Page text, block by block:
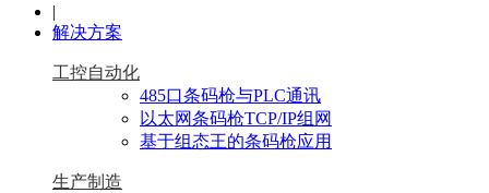
|
解决方案
工控自动化
485口条码枪与PLC通讯
以太网条码枪TCP/IP组网
基于组态王的条码枪应用
生产制造